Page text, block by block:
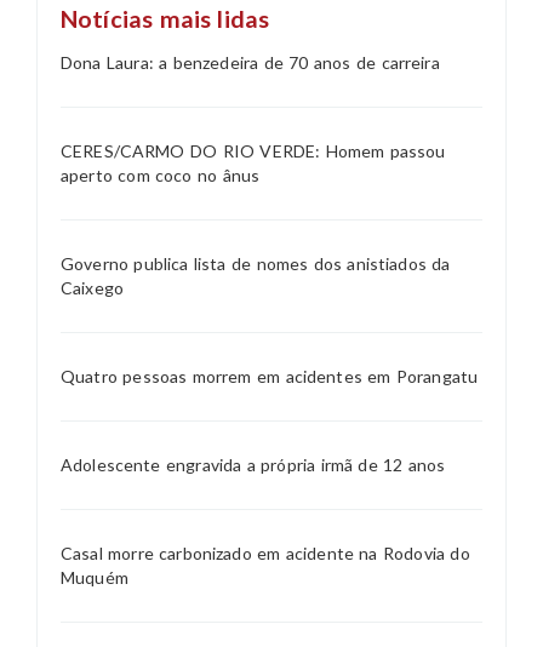
Notícias mais lidas
Dona Laura: a benzedeira de 70 anos de carreira
CERES/CARMO DO RIO VERDE: Homem passou
aperto com coco no ânus
Governo publica lista de nomes dos anistiados da
Caixego
Quatro pessoas morrem em acidentes em Porangatu
Adolescente engravida a própria irmã de 12 anos
Casal morre carbonizado em acidente na Rodovia do
Muquém